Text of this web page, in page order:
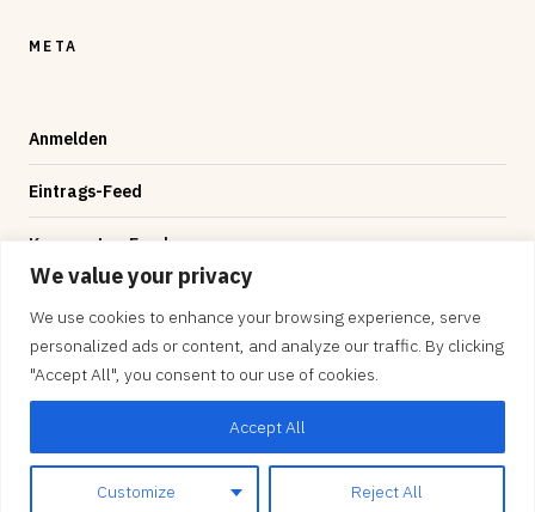
We value your privacy
We use cookies to enhance your browsing experience, serve
personalized ads or content, and analyze our traffic. By clicking
"Accept All", you consent to our use of cookies.
Customize Reject All
Accept All
META
Anmelden
Eintrags-Feed
Kommentar-Feed
© 2026 — byte-sized, Designed byEvolve Themesand
Proudly powered by